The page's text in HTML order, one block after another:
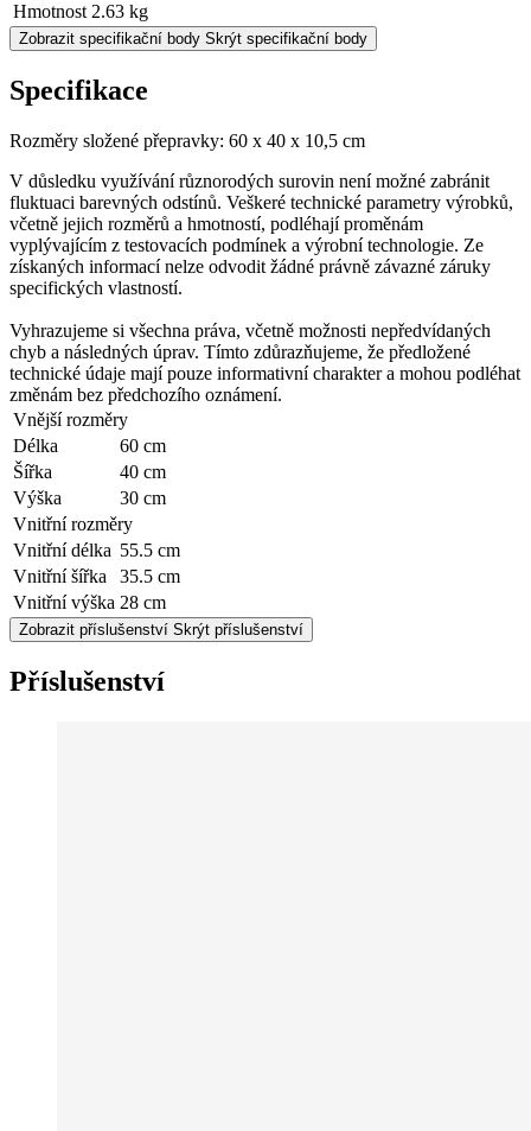
Hmotnost 2.63 kg
Zobrazit specifikační body Skrýt specifikační body
Specifikace
Rozměry složené přepravky: 60 x 40 x 10,5 cm
V důsledku využívání různorodých surovin není možné zabránit
fluktuaci barevných odstínů. Veškeré technické parametry výrobků,
včetně jejich rozměrů a hmotností, podléhají proměnám
vyplývajícím z testovacích podmínek a výrobní technologie. Ze
získaných informací nelze odvodit žádné právně závazné záruky
specifických vlastností.
Vyhrazujeme si všechna práva, včetně možnosti nepředvídaných
chyb a následných úprav. Tímto zdůrazňujeme, že předložené
technické údaje mají pouze informativní charakter a mohou podléhat
změnám bez předchozího oznámení.
Vnější rozměry
Délka
60 cm
Šířka
40 cm
Výška
30 cm
Vnitřní rozměry
Vnitřní délka 55.5 cm
Vnitřní šířka
35.5 cm
Vnitřní výška 28 cm
Zobrazit příslušenství Skrýt příslušenství
Příslušenství